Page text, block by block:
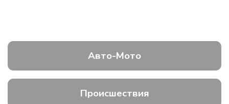
Авто-Мото
Происшествия